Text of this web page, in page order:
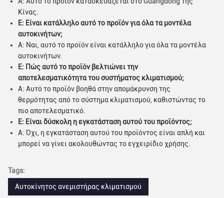
Κίνας.
Ε: Είναι κατάλληλο αυτό το προϊόν για όλα τα μοντέλα
αυτοκινήτων;
Α: Ναι, αυτό το προϊόν είναι κατάλληλο για όλα τα μοντέλα
αυτοκινήτων.
Ε: Πώς αυτό το προϊόν βελτιώνει την
αποτελεσματικότητα του συστήματος κλιματισμού;
Α: Αυτό το προϊόν βοηθά στην απομάκρυνση της
θερμότητας από το σύστημα κλιματισμού, καθιστώντας το
πιο αποτελεσματικό.
Ε: Είναι δύσκολη η εγκατάσταση αυτού του προϊόντος;
Α: Όχι, η εγκατάσταση αυτού του προϊόντος είναι απλή και
μπορεί να γίνει ακολουθώντας το εγχειρίδιο χρήσης.
Tags:
Αυτοκίνητος ανεμιστήρας κλιματισμού